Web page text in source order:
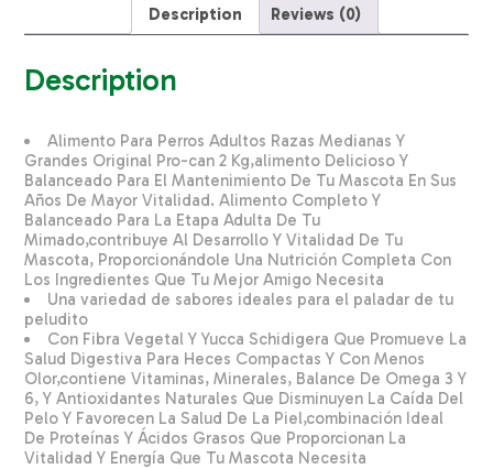
2
Kg
Description Reviews (0)
Description
Alimento Para Perros Adultos Razas Medianas Y
Grandes Original Pro-can 2 Kg,alimento Delicioso Y
Balanceado Para El Mantenimiento De Tu Mascota En Sus
Años De Mayor Vitalidad. Alimento Completo Y
Balanceado Para La Etapa Adulta De Tu
Mimado,contribuye Al Desarrollo Y Vitalidad De Tu
Mascota, Proporcionándole Una Nutrición Completa Con
Los Ingredientes Que Tu Mejor Amigo Necesita
Una variedad de sabores ideales para el paladar de tu
peludito
Con Fibra Vegetal Y Yucca Schidigera Que Promueve La
Salud Digestiva Para Heces Compactas Y Con Menos
Olor,contiene Vitaminas, Minerales, Balance De Omega 3 Y
6, Y Antioxidantes Naturales Que Disminuyen La Caída Del
Pelo Y Favorecen La Salud De La Piel,combinación Ideal
De Proteínas Y Ácidos Grasos Que Proporcionan La
Vitalidad Y Energía Que Tu Mascota Necesita